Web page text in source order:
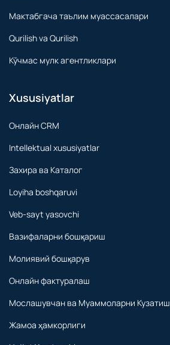
Мактабгача таълим муассасалари
Qurilish va Qurilish
Кўчмас мулк агентликлари
Xususiyatlar
Онлайн CRM
Intellektual xususiyatlar
Захира ва Каталог
Loyiha boshqaruvi
Veb-sayt yasovchi
Вазифаларни бошқариш
Молиявий бошқарув
Онлайн фактуралаш
Мослашувчан ва Муаммоларни Кузатиш
Жамоа ҳамкорлиги